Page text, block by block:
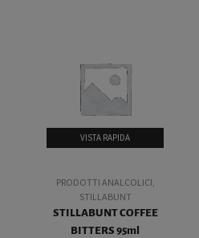
VISTA RAPIDA
PRODOTTI ANALCOLICI,
STILLABUNT
STILLABUNT COFFEE
BITTERS 95ml